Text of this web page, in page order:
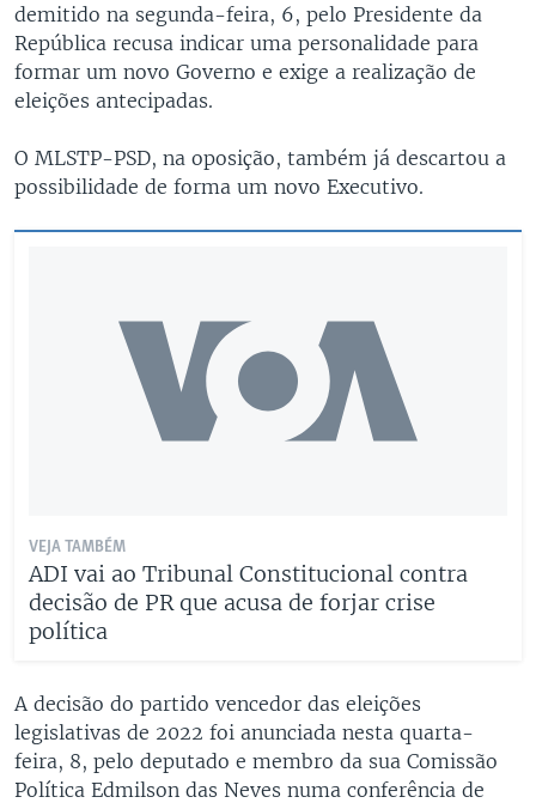
demitido na segunda-feira, 6, pelo Presidente da
República recusa indicar uma personalidade para
formar um novo Governo e exige a realização de
eleições antecipadas.
O MLSTP-PSD, na oposição, também já descartou a
possibilidade de forma um novo Executivo.
VEJA TAMBÉM
ADI vai ao Tribunal Constitucional contra
decisão de PR que acusa de forjar crise
política
A decisão do partido vencedor das eleições
legislativas de 2022 foi anunciada nesta quarta-
feira, 8, pelo deputado e membro da sua Comissão
Política Edmilson das Neves numa conferência de